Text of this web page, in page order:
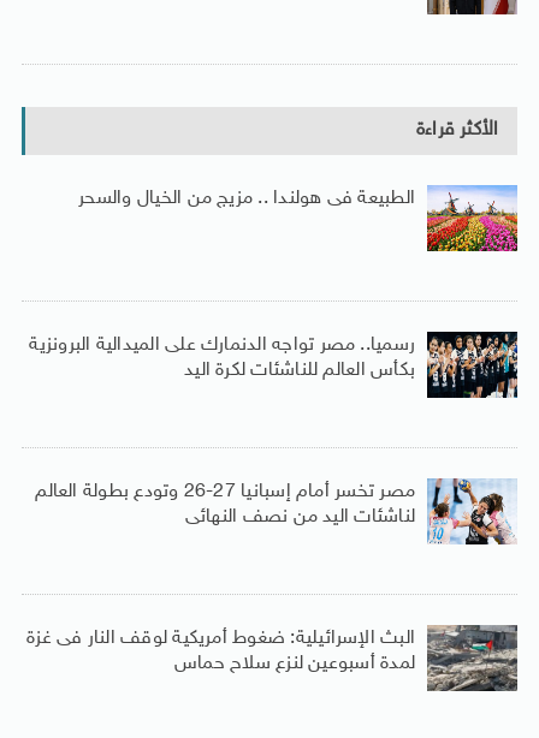
الأكثر قراءة
الطبيعة فى هولندا .. مزيج من الخيال والسحر
رسميا.. مصر تواجه الدنمارك على الميدالية البرونزية
بكأس العالم للناشئات لكرة اليد
مصر تخسر أمام إسبانيا 27-26 وتودع بطولة العالم
لناشئات اليد من نصف النهائى
البث الإسرائيلية: ضغوط أمريكية لوقف النار فى غزة
لمدة أسبوعين لنزع سلاح حماس